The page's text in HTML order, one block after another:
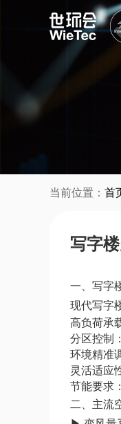
当前位置： 首
写字
一、写字
现代写字
高负荷承
分区控制
环境精准
灵活适应
节能要求
二、主流